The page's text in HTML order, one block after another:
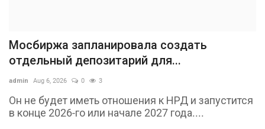
Мосбиржа запланировала создать
отдельный депозитарий для...
admin Aug 6, 2026 0 3
Он не будет иметь отношения к НРД и запустится
в конце 2026-го или начале 2027 года....